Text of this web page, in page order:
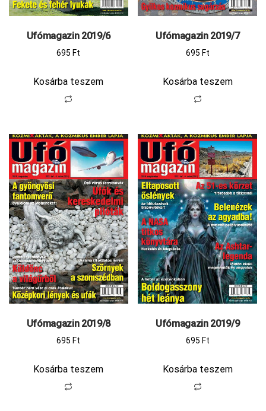
Ufómagazin 2019/6
695 Ft
Kosárba teszem
Ufómagazin 2019/7
695 Ft
Kosárba teszem
Ufómagazin 2019/8
695 Ft
Kosárba teszem
Ufómagazin 2019/9
695 Ft
Kosárba teszem